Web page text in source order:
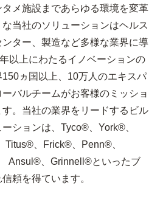
メ施設まであらゆる環境を変革
当社のソリューションはヘルス
ター、製造など多様な業界に導
年以上にわたるイノベーションの
150ヵ国以上、 10万人のエキスパ
バルチームがお客様のミッショ
。当社の業界をリードするビル
ションは、 Tyco® York®
Titus® Frick® Penn®
Ansul® Grinnell®といったブ
頼を得ています。